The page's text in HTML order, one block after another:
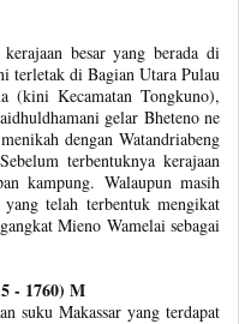
besar yang berada di
terletak di Bagian Utara Pulau
(kini Kecamatan Tongkuno),
gelar Bheteno ne
dengan Watandriabeng
terbentuknya kerajaan
kampung. Walaupun masih
yang telah terbentuk mengikat
Mieno Wamelai sebagai
- 1760) M
suku Makassar yang terdapat